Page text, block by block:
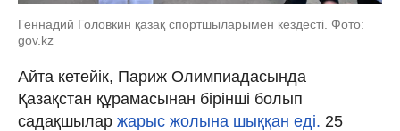
Геннадий Головкин қазақ спортшыларымен кездесті. Фото:
gov.kz
Айта кетейік, Париж Олимпиадасында
Қазақстан құрамасынан бірінші болып
садақшылар жарыс жолына шыққан еді. 25